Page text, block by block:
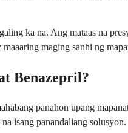
ka na. Ang mataas na
maging sanhi ng
Benazepril?
panahon upang
isang panandaliang solusyon.